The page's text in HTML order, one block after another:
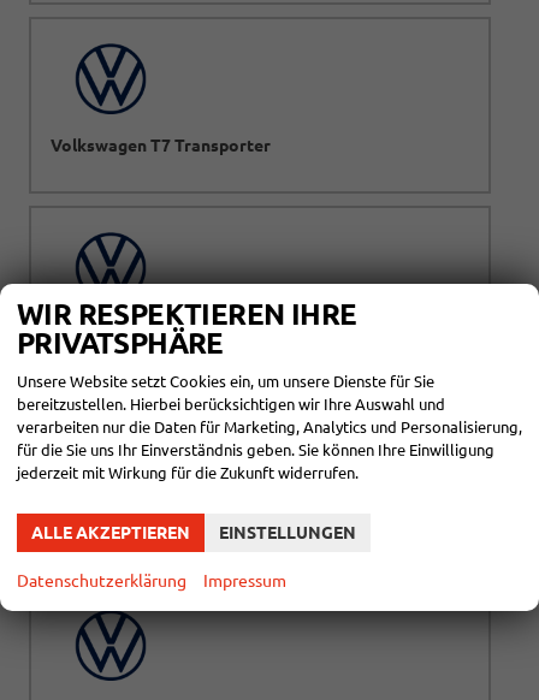
Volkswagen T7 Transporter
Volkswagen Taigo
Volkswagen Tayron
WIR RESPEKTIEREN IHRE
PRIVATSPHÄRE
Unsere Website setzt Cookies ein, um unsere Dienste für Sie
bereitzustellen. Hierbei berücksichtigen wir Ihre Auswahl und
verarbeiten nur die Daten für Marketing, Analytics und Personalisierung,
für die Sie uns Ihr Einverständnis geben. Sie können Ihre Einwilligung
jederzeit mit Wirkung für die Zukunft widerrufen.
ALLE AKZEPTIEREN EINSTELLUNGEN
Datenschutzerklärung Impressum